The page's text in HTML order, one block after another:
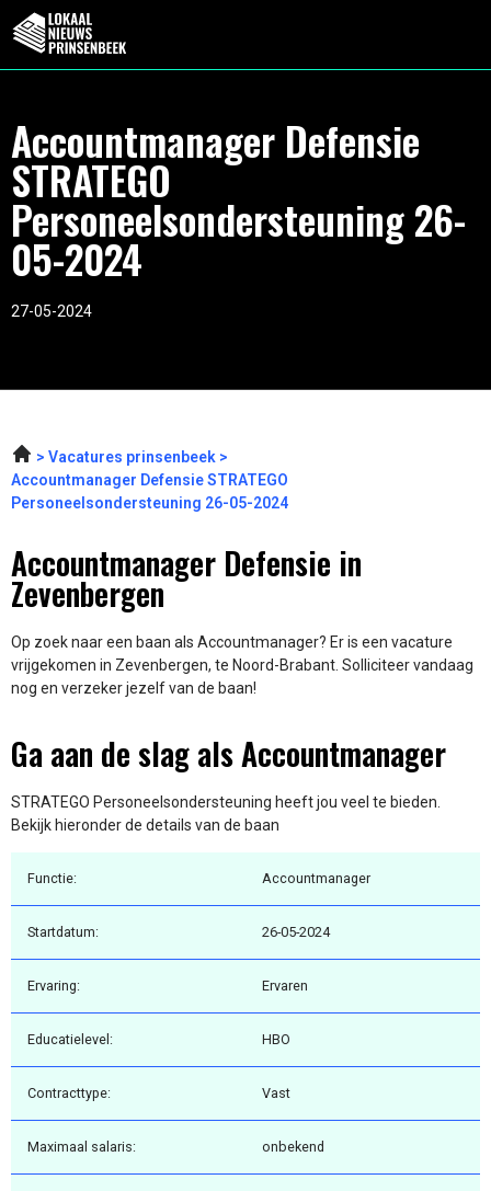
Accountmanager Defensie
STRATEGO
Personeelsondersteuning 26-
05-2024
27-05-2024
Vacatures prinsenbeek
Accountmanager Defensie STRATEGO
Personeelsondersteuning 26-05-2024
Accountmanager Defensie in
Zevenbergen
Op zoek naar een baan als Accountmanager? Er is een vacature
vrijgekomen in Zevenbergen, te Noord-Brabant. Solliciteer vandaag
nog en verzeker jezelf van de baan!
Ga aan de slag als Accountmanager
STRATEGO Personeelsondersteuning heeft jou veel te bieden.
Bekijk hieronder de details van de baan
Functie: Accountmanager
Startdatum: 26-05-2024
Ervaring: Ervaren
Educatielevel: HBO
Contracttype: Vast
Maximaal salaris: onbekend